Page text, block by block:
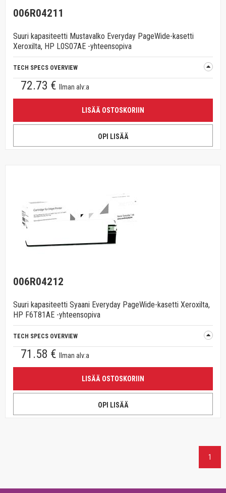
006R04211
Suuri kapasiteetti Mustavalko Everyday PageWide-kasetti
Xeroxilta, HP L0S07AE -yhteensopiva
TECH SPECS OVERVIEW
72.73 € Ilman alv:a
LISÄÄ OSTOSKORIIN
OPI LISÄÄ
006R04212
Suuri kapasiteetti Syaani Everyday PageWide-kasetti Xeroxilta,
HP F6T81AE -yhteensopiva
TECH SPECS OVERVIEW
71.58 € Ilman alv:a
LISÄÄ OSTOSKORIIN
OPI LISÄÄ
1